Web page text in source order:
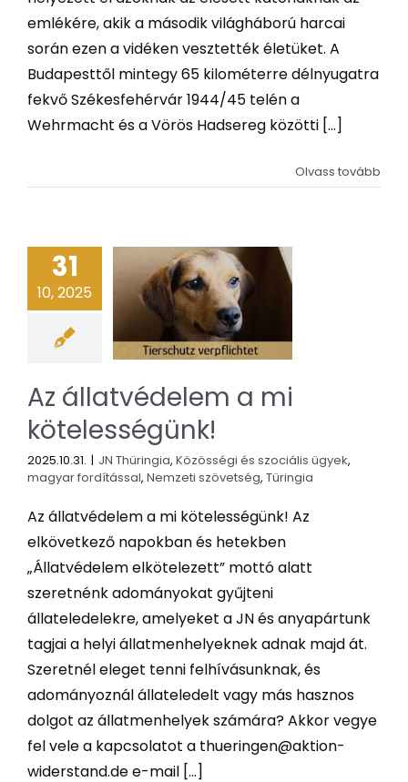
emlékére, akik a második világháború harcai
során ezen a vidéken vesztették életüket. A
Budapesttől mintegy 65 kilométerre délnyugatra
fekvő Székesfehérvár 1944/45 telén a
Wehrmacht és a Vörös Hadsereg közötti [...]
Olvass tovább
31
10, 2025
Az állatvédelem a mi
kötelességünk!
2025.10.31. | JN Thüringia, Közösségi és szociális ügyek,
magyar fordítással, Nemzeti szövetség, Türingia
Az állatvédelem a mi kötelességünk! Az
elkövetkező napokban és hetekben
„Állatvédelem elkötelezett” mottó alatt
szeretnénk adományokat gyűjteni
állateledelekre, amelyeket a JN és anyapártunk
tagjai a helyi állatmenhelyeknek adnak majd át.
Szeretnél eleget tenni felhívásunknak, és
adományoznál állateledelt vagy más hasznos
dolgot az állatmenhelyek számára? Akkor vegye
fel vele a kapcsolatot a thueringen@aktion-
widerstand.de e-mail [...]